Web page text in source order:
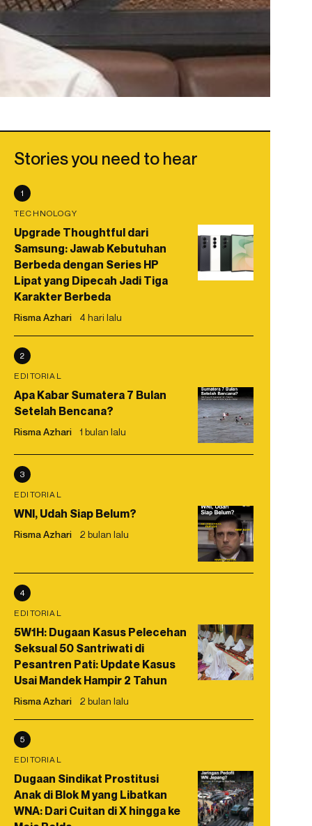
Stories you need to hear
1
TECHNOLOGY
Upgrade Thoughtful dari
Samsung: Jawab Kebutuhan
Berbeda dengan Series HP
Lipat yang Dipecah Jadi Tiga
Karakter Berbeda
Risma Azhari 4 hari lalu
2
EDITORIAL
Apa Kabar Sumatera 7 Bulan
Setelah Bencana?
Risma Azhari 1 bulan lalu
3
EDITORIAL
WNI, Udah Siap Belum?
Risma Azhari 2 bulan lalu
4
EDITORIAL
5W1H: Dugaan Kasus Pelecehan
Seksual 50 Santriwati di
Pesantren Pati: Update Kasus
Usai Mandek Hampir 2 Tahun
Risma Azhari 2 bulan lalu
5
EDITORIAL
Dugaan Sindikat Prostitusi
Anak di Blok M yang Libatkan
WNA: Dari Cuitan di X hingga ke